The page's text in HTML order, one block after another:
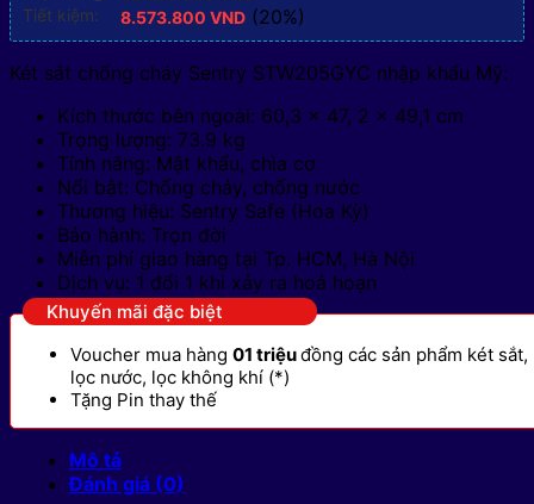
Tiết kiệm:
8.573.800 VND (20%)
Két sắt chống cháy Sentry STW205GYC nhập khẩu Mỹ:
Kích thước bên ngoài: 60,3 × 47, 2 × 49,1 cm
Trọng lượng: 73.9 kg
Tính năng: Mật khẩu, chìa cơ
Nổi bật: Chống cháy, chống nước
Thương hiệu: Sentry Safe (Hoa Kỳ)
Bảo hành: Trọn đời
Miễn phí giao hàng tại Tp. HCM, Hà Nội
Dịch vụ: 1 đổi 1 khi xảy ra hoả hoạn
Khuyến mãi đặc biệt
Voucher mua hàng 01 triệuđồng các sản phẩm két sắt,
lọc nước, lọc không khí (*)
Tặng Pin thay thế
Mô tả
Đánh giá (0)